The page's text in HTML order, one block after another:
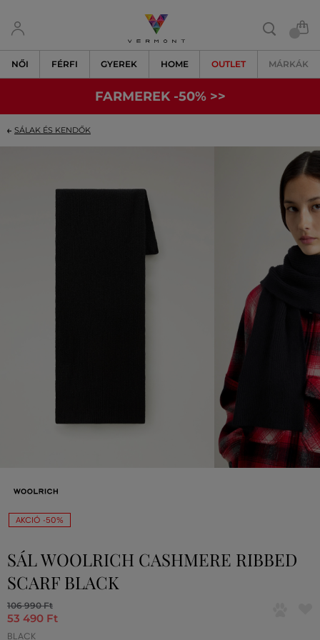
NŐI FÉRFI GYEREK HOME OUTLET MÁRKÁK
FARMEREK -50% >>
SÁLAK ÉS KENDŐK
AKCIÓ -50%
SÁL WOOLRICH CASHMERE RIBBED
SCARF BLACK
106 990 Ft
53 490 Ft
BLACK